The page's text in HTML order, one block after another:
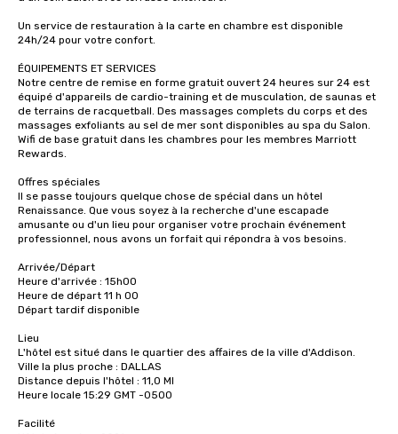
Un service de restauration à la carte en chambre est disponible
24h/24 pour votre confort.
ÉQUIPEMENTS ET SERVICES
Notre centre de remise en forme gratuit ouvert 24 heures sur 24 est
équipé d'appareils de cardio-training et de musculation, de saunas et
de terrains de racquetball. Des massages complets du corps et des
massages exfoliants au sel de mer sont disponibles au spa du Salon.
Wifi de base gratuit dans les chambres pour les membres Marriott
Rewards.
Offres spéciales
Il se passe toujours quelque chose de spécial dans un hôtel
Renaissance. Que vous soyez à la recherche d'une escapade
amusante ou d'un lieu pour organiser votre prochain événement
professionnel, nous avons un forfait qui répondra à vos besoins.
Arrivée/Départ
Heure d'arrivée : 15h00
Heure de départ 11 h 00
Départ tardif disponible
Lieu
L'hôtel est situé dans le quartier des affaires de la ville d'Addison.
Ville la plus proche : DALLAS
Distance depuis l'hôtel : 11,0 MI
Heure locale 15:29 GMT -0500
Facilité